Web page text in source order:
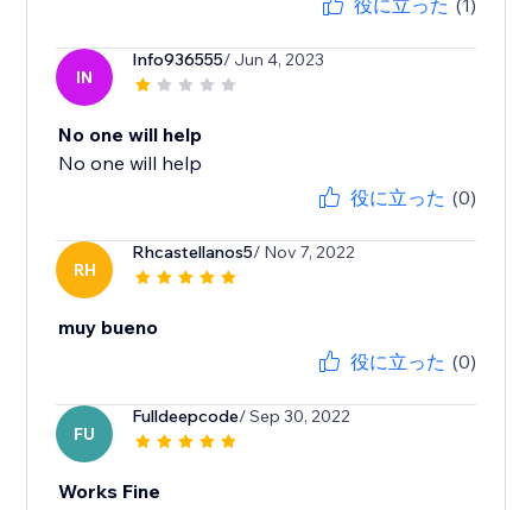
役に立った (1)
IN
Info936555/ Jun 4, 2023
No one will help
No one will help
役に立った (0)
RH
Rhcastellanos5/ Nov 7, 2022
muy bueno
役に立った (0)
FU
Fulldeepcode/ Sep 30, 2022
Works Fine